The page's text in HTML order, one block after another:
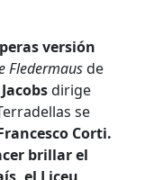
versión
Fledermausde
dirige
se
Corti.
brillar el